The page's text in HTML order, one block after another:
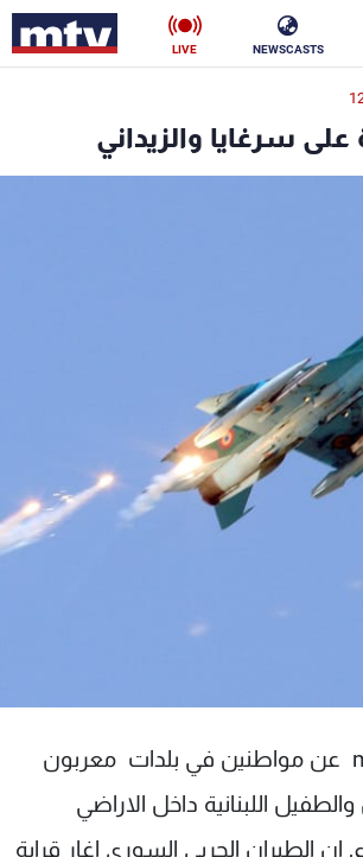
NEWSCASTS
LIVE
سرغايا والزيداني
نقل مراسل الـmtv عن مواطنين في بلدات معربون
اللبنانية داخل الاراضي
ان الطيران الحربي السوري اغار قرابة